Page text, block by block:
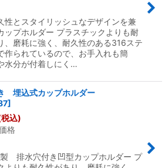
性とスタイリッシュなデザインを兼
ップホルダー プラスチックよりも耐
、磨耗に強く、耐久性のある316ステ
作られているので、お手入れも簡
水分が付着しにく…
埋込式カップホルダー
]
込)
格
排水穴付き凹型カップホルダー プ